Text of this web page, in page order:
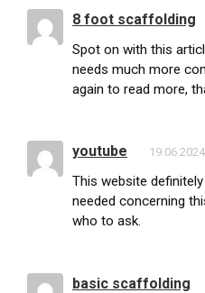
8 foot scaffolding
Spot on with this
needs much more
again to read more,
youtube
This website
needed concerning
who to ask.
basic scaffolding